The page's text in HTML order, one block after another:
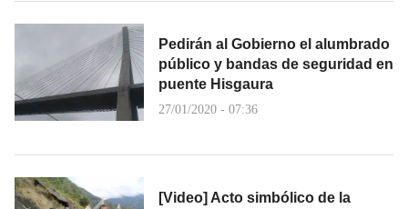
Pedirán al Gobierno el alumbrado
público y bandas de seguridad en
puente Hisgaura
27/01/2020 - 07:36
[Video] Acto simbólico de la